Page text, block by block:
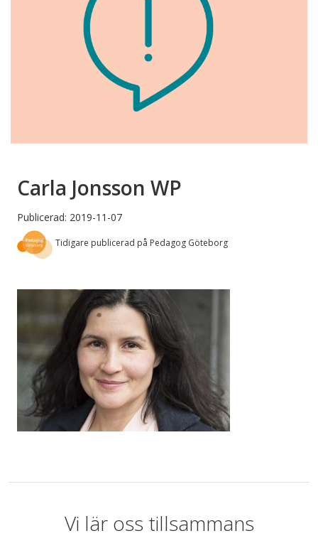
Carla Jonsson WP
Publicerad: 2019-11-07
Tidigare publicerad på Pedagog Göteborg
Vi lär oss tillsammans